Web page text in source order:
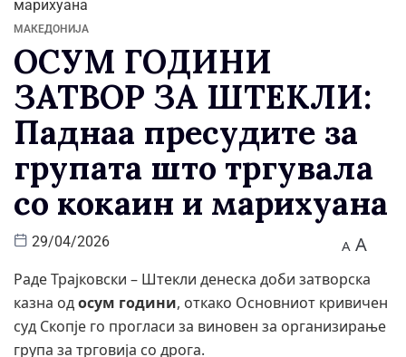
МАКЕДОНИЈА
ОСУМ ГОДИНИ
ЗАТВОР ЗА ШТЕКЛИ:
Паднаа пресудите за
групата што тргувала
со кокаин и марихуана
29/04/2026 A A
Раде Трајковски – Штекли денеска доби затворска
казна одосум години, откако Основниот кривичен
суд Скопје го прогласи за виновен за организирање
група за трговија со дрога.